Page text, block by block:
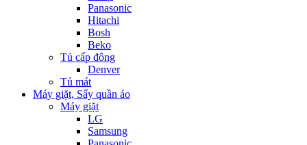
Panasonic
Hitachi
Bosh
Beko
Tủ cấp đông
Denver
Tủ mát
Máy giặt, Sấy quần áo
Máy giặt
LG
Samsung